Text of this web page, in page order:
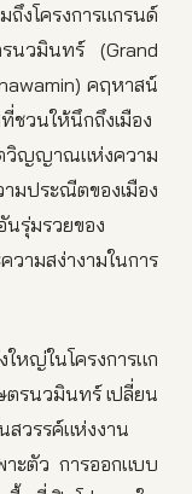
งโครงการแกรนด์
นวมินทร์ (Grand
คฤหาสน์
ชวนให้นึกถึงเมือง
ญญาณแห่งความ
มประณีตของเมือง
นรุ่มรวยของ
ามสง่างามในการ
ญ่ในโครงการแก
ตรนวมินทร์ เปลี่ยน
วรรค์แห่งงาน
ะตัว การออกแบบ